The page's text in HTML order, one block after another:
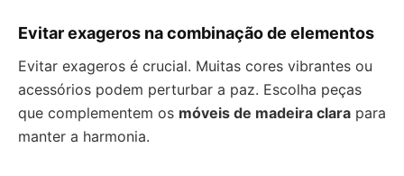
Evitar exageros na combinação de elementos
Evitar exageros é crucial. Muitas cores vibrantes ou
acessórios podem perturbar a paz. Escolha peças
que complementem os móveis de madeira clara para
manter a harmonia.